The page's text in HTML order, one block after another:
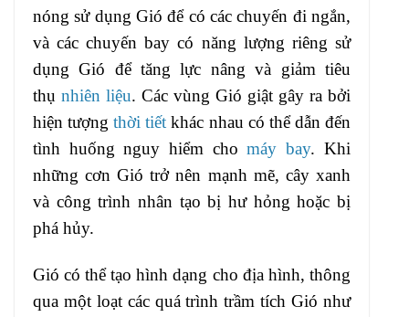
nóng sử dụng Gió để có các chuyến đi ngắn,
và các chuyến bay có năng lượng riêng sử
dụng Gió để tăng lực nâng và giảm tiêu
thụ nhiên liệu. Các vùng Gió giật gây ra bởi
hiện tượngthời tiết khác nhau có thể dẫn đến
tình huống nguy hiểm chomáy bay. Khi
những cơn Gió trở nên mạnh mẽ, cây xanh
và công trình nhân tạo bị hư hỏng hoặc bị
phá hủy.
Gió có thể tạo hình dạng cho địa hình, thông
qua một loạt các quá trình trầm tích Gió như